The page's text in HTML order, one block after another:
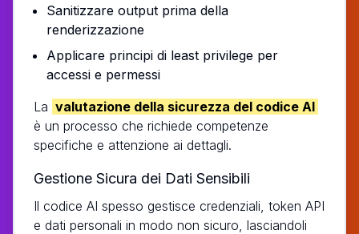
Sanitizzare output prima della
renderizzazione
Applicare principi di least privilege per
accessi e permessi
La valutazione della sicurezza del codice AI
è un processo che richiede competenze
specifiche e attenzione ai dettagli.
Gestione Sicura dei Dati Sensibili
Il codice AI spesso gestisce credenziali, token API
e dati personali in modo non sicuro, lasciandoli